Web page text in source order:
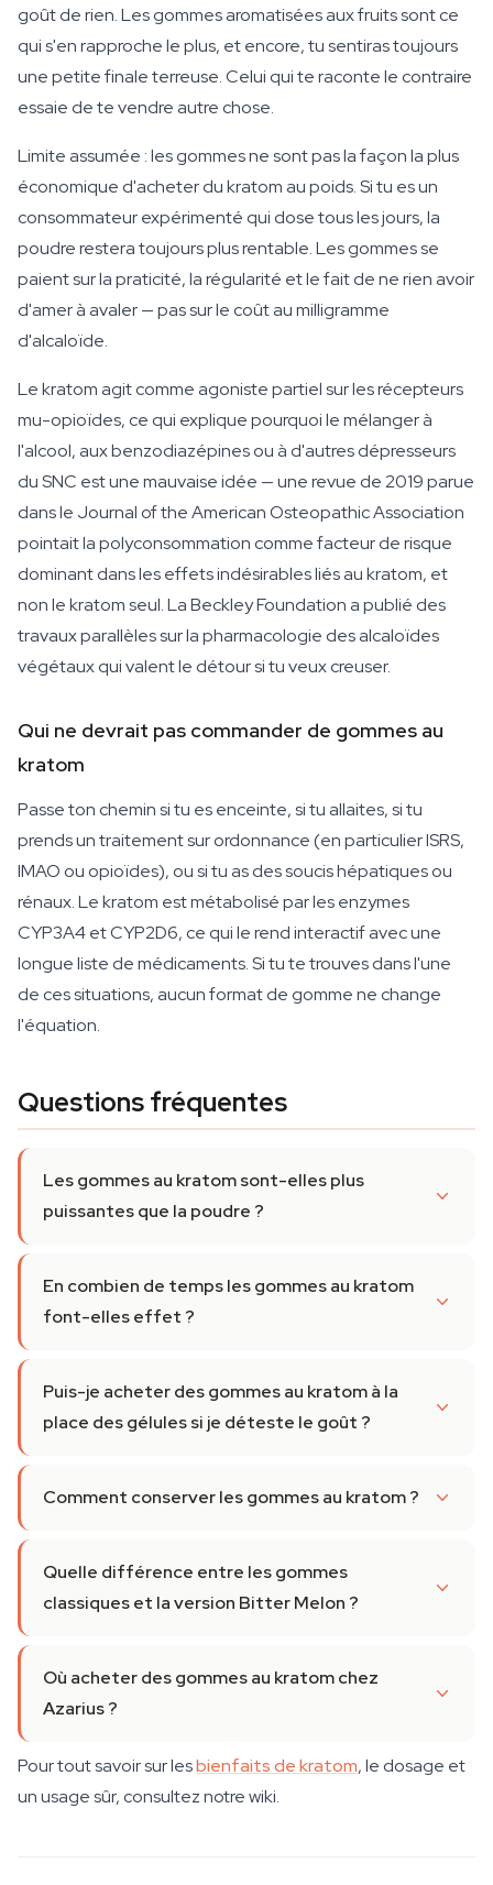
goût de rien. Les gommes aromatisées aux fruits sont ce
qui s'en rapproche le plus, et encore, tu sentiras toujours
une petite finale terreuse. Celui qui te raconte le contraire
essaie de te vendre autre chose.
Limite assumée : les gommes ne sont pas la façon la plus
économique d'acheter du kratom au poids. Si tu es un
consommateur expérimenté qui dose tous les jours, la
poudre restera toujours plus rentable. Les gommes se
paient sur la praticité, la régularité et le fait de ne rien avoir
d'amer à avaler — pas sur le coût au milligramme
d'alcaloïde.
Le kratom agit comme agoniste partiel sur les récepteurs
mu-opioïdes, ce qui explique pourquoi le mélanger à
l'alcool, aux benzodiazépines ou à d'autres dépresseurs
du SNC est une mauvaise idée — une revue de 2019 parue
dans le Journal of the American Osteopathic Association
pointait la polyconsommation comme facteur de risque
dominant dans les effets indésirables liés au kratom, et
non le kratom seul. La Beckley Foundation a publié des
travaux parallèles sur la pharmacologie des alcaloïdes
végétaux qui valent le détour si tu veux creuser.
Qui ne devrait pas commander de gommes au
kratom
Passe ton chemin si tu es enceinte, si tu allaites, si tu
prends un traitement sur ordonnance (en particulier ISRS,
IMAO ou opioïdes), ou si tu as des soucis hépatiques ou
rénaux. Le kratom est métabolisé par les enzymes
CYP3A4 et CYP2D6, ce qui le rend interactif avec une
longue liste de médicaments. Si tu te trouves dans l'une
de ces situations, aucun format de gomme ne change
l'équation.
Questions fréquentes
Les gommes au kratom sont-elles plus
puissantes que la poudre ?
En combien de temps les gommes au kratom
font-elles effet ?
Puis-je acheter des gommes au kratom à la
place des gélules si je déteste le goût ?
Comment conserver les gommes au kratom ?
Quelle différence entre les gommes
classiques et la version Bitter Melon ?
Où acheter des gommes au kratom chez
Azarius ?
Pour tout savoir sur lesbienfaits de kratom, le dosage et
un usage sûr, consultez notre wiki.